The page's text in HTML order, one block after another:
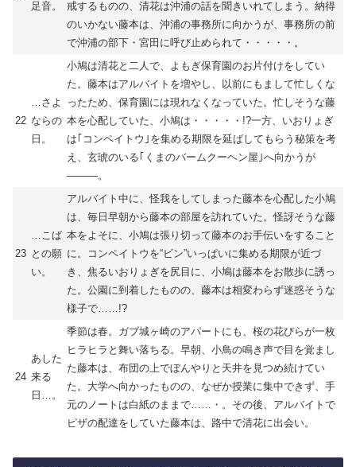
足音。
戒するものの、清花は沖浦の話を聞きいれてしまう。納得
のいかない藤本は、沖浦の事務所に向かうが、事務所の前
で沖浦の部下・宮田に呼び止められて・・・・・。
22
…さよ
ならの
日。
小鳩は清花と二人で、よもぎ保育園のお片付けをしてい
た。藤本はアルバイトを増やし、以前にもまして忙しくな
ったため、保育園には現れなくなっていた。忙しそうな藤
本を心配していた、小鳩は・・・・・!?一方、いおりょぎ
は｢コンペイトウ｣を集める期限を延ばしてもらう秘策を考
え、玄琥のいる｢くまのバームクーヘン屋｣へ向かうが
―――。
23
…こば
との願
い。
アルバイト中に、怪我をしてしまった藤本を心配した小鳩
は、毎日早朝から藤本の部屋を訪れていた。怪訝そうな藤
本をよそに、小鳩は張り切って藤本のお手伝いをすること
に。コンペイトウを“ビン”いっぱいに集める期限が近づ
き、焦るいおりょぎを尻目に、小鳩は藤本をお散歩に誘っ
た。公園に到着したものの、藤本は相変わらず迷惑そうな
様子で……!?
24
あした
来る
日…。
季節は春。ガブ城ヶ崎のアパートにも、桜の花びらが一枚
ヒラヒラと舞い落ちる。早朝、小鳥の鳴き声で目を覚まし
た藤本は、布団の上でぼんやりと天井を見つめ続けてい
た。大学へ向かったものの、なぜか授業に集中できず、手
元のノートは白紙のままで……・。その後、アルバイトで
ピザの配達をしていた藤本は、路中で清花に出会い。